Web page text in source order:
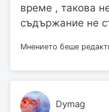
време , такова
съдържание не
Мнението беше
Dymag